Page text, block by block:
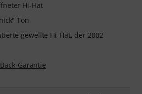
Hi-Hat
Ton
gewellte Hi-Hat, der 2002
Garantie